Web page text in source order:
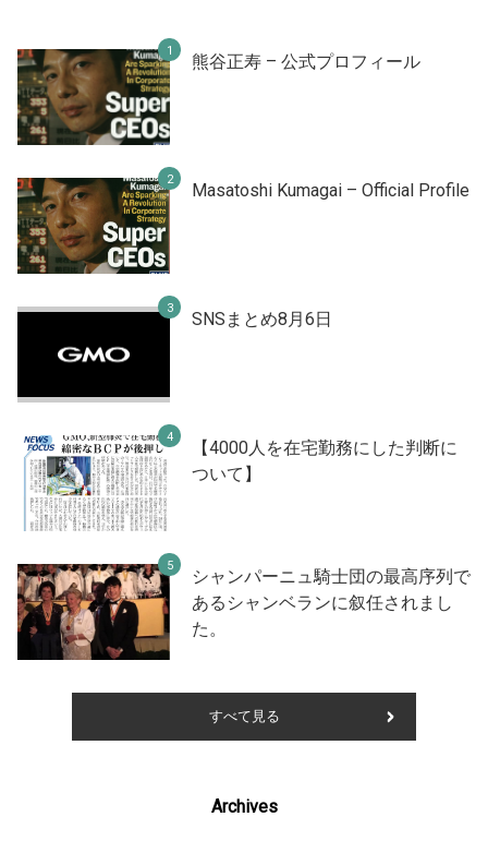
熊谷正寿 – 公式プロフィール
Masatoshi Kumagai – Official Profile
SNSまとめ8月6日
【4000人を在宅勤務にした判断に
ついて】
シャンパーニュ騎士団の最高序列で
あるシャンベランに叙任されまし
た。
すべて見る
Archives